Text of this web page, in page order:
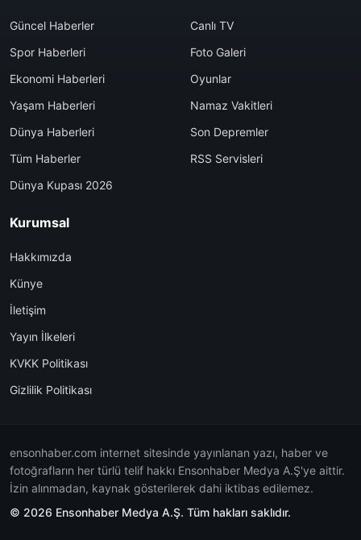
Güncel Haberler
Spor Haberleri
Ekonomi Haberleri
Yaşam Haberleri
Dünya Haberleri
Tüm Haberler
Dünya Kupası 2026
Canlı TV
Foto Galeri
Oyunlar
Namaz Vakitleri
Son Depremler
RSS Servisleri
Kurumsal
Hakkımızda
Künye
İletişim
Yayın İlkeleri
KVKK Politikası
Gizlilik Politikası
ensonhaber.com internet sitesinde yayınlanan yazı, haber ve
fotoğrafların her türlü telif hakkı Ensonhaber Medya A.Ş'ye aittir.
İzin alınmadan, kaynak gösterilerek dahi iktibas edilemez.
© 2026 Ensonhaber Medya A.Ş. Tüm hakları saklıdır.